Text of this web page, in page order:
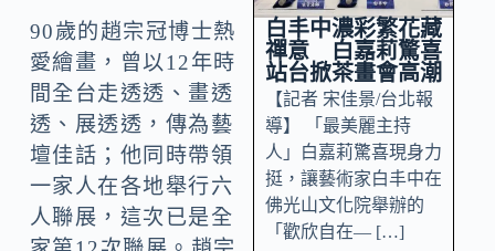
90歲的趙宗冠博士熱
愛繪畫，曾以12年時
間全台走透透、畫透
透、展透透，傳為藝
壇佳話；他同時帶領
一家人在各地舉行六
人聯展，這次已是全
白丰中濃彩繁花藏
禪意 白嘉莉驚喜
站台掀茶畫會高潮
【記者 宋佳景/台北報
導】 「最美麗主持
人」白嘉莉驚喜現身力
挺，讓藝術家白丰中在
佛光山文化院舉辦的
「歡欣自在— […]